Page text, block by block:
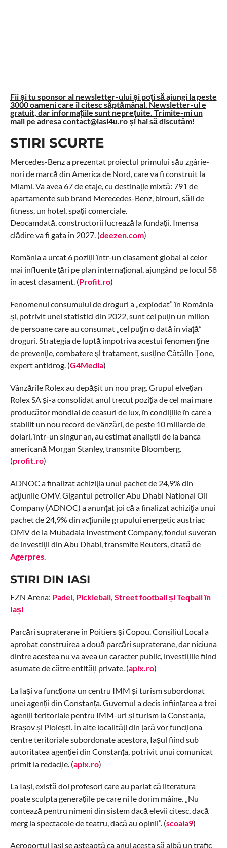
Fii și tu sponsor al newsletter-ului și poți să ajungi la peste
3000 oameni care îl citesc săptămânal. Newsletter-ul e
gratuit, dar informațiile sunt neprețuite. Trimite-mi un
mail pe adresa contact@iasi4u.ro și hai să discutăm!
STIRI SCURTE
Mercedes-Benz a prezentat proiectul primului său zgârie-
nori de marcă din America de Nord, care va fi construit la
Miami. Va avea 67 de etaje, cu destinație mixtă: 791 de
apartamente sub brand Merecedes-Benz, birouri, săli de
fitness, un hotel, spații comerciale.
Deocamdată, constructorii lucrează la fundații. Imensa
clădire va fi gata în 2027. (deezen.com)
România a urcat 6 poziții într-un clasament global al celor
mai influente țări pe plan internațional, ajungând pe locul 58
în acest clasament. (Profit.ro)
Fenomenul consumului de droguri a „explodat” în România
și, potrivit unei statistici din 2022, sunt cel puţin un milion
de persoane care au consumat „cel puţin o dată în viaţă”
droguri. Strategia de luptă împotriva acestui fenomen ţine
de prevenţie, combatere şi tratament, susține Cătălin Ţone,
expert antidrog. (G4Media)
Vânzările Rolex au depășit un nou prag. Grupul elvețian
Rolex SA și-a consolidat anul trecut poziția de cel mai mare
producător mondial de ceasuri de lux, în condițiile în care a
stabilit un nou record de vânzări, de peste 10 miliarde de
dolari, într-un singur an, au estimat analiștii de la banca
americană Morgan Stanley, transmite Bloomberg.
(profit.ro)
ADNOC a finalizat achiziţia unui pachet de 24,9% din
acţiunile OMV. Gigantul petrolier Abu Dhabi National Oil
Company (ADNOC) a anunţat joi că a finalizat achiziţia unui
pachet de 24,9% din acţiunile grupului energetic austriac
OMV de la Mubadala Investment Company, fondul suveran
de investiţii din Abu Dhabi, transmite Reuters, citată de
Agerpres.
STIRI DIN IASI
FZN Arena: Padel, Pickleball, Street football și Teqball în
Iași
Parcări supraterane în Poitiers și Copou. Consiliul Local a
aprobat construirea a două parcări supraterane, dar niciuna
dintre acestea nu va avea un caracter public, investițiile fiind
asumate de către entități private. (apix.ro)
La Iași va funcționa un centru IMM și turism subordonat
unei agenții din Constanța. Guvernul a decis înființarea a trei
agenții teritoriale pentru IMM-uri și turism la Constanța,
Brașov și Ploiești. În alte localități din țară vor funcționa
centre teritoriale subordonate acestora, Iașul fiind sub
autoritatea agenției din Constanța, potrivit unui comunicat
primit la redacție. (apix.ro)
La Iași, există doi profesori care au pariat că literatura
poate sculpta generațiile pe care ni le dorim mâine. „Nu
contează pentru nimeni din sistem dacă elevii citesc, dacă
merg la spectacole de teatru, dacă au opinii”. (scoala9)
Aeroportul Iaşi se aşteaptă ca anul acesta să aibă un trafic